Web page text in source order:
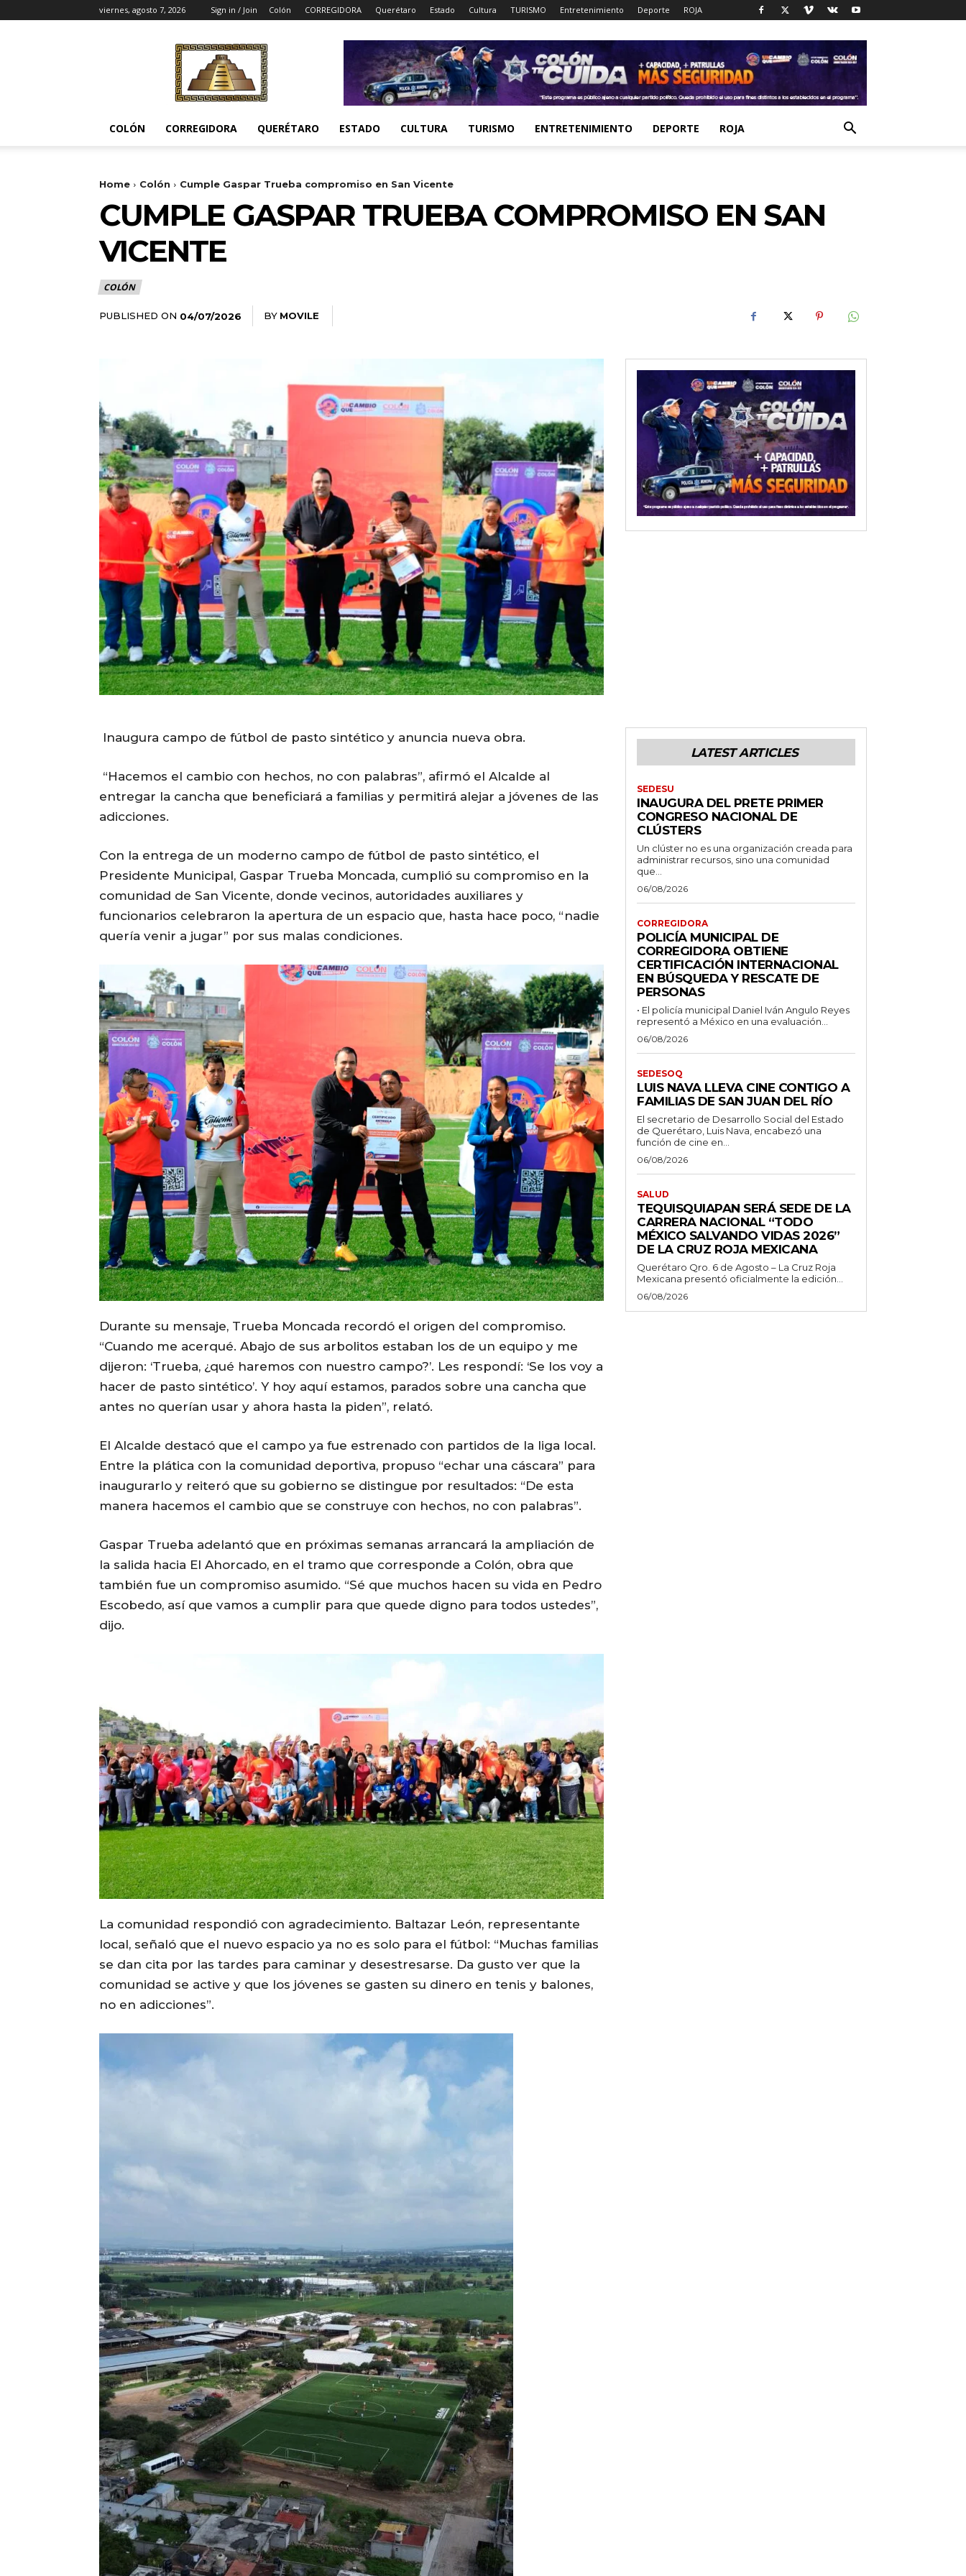
viernes, agosto 7, 2026 Sign in / Join Colón CORREGIDORA Querétaro Estado Cultura TURISMO Entretenimiento Deporte ROJA
Noticias
del
Pueblito
COLÓN CORREGIDORA QUERÉTARO ESTADO CULTURA TURISMO ENTRETENIMIENTO DEPORTE ROJA
Home Colón Cumple Gaspar Trueba compromiso en San Vicente
CUMPLE GASPAR TRUEBA COMPROMISO EN SAN
VICENTE
COLÓN
PUBLISHED ON 04/07/2026 BY MOVILE
Inaugura campo de fútbol de pasto sintético y anuncia nueva obra.
“Hacemos el cambio con hechos, no con palabras”, afirmó el Alcalde al
entregar la cancha que beneficiará a familias y permitirá alejar a jóvenes de las
adicciones.
Con la entrega de un moderno campo de fútbol de pasto sintético, el
Presidente Municipal, Gaspar Trueba Moncada, cumplió su compromiso en la
comunidad de San Vicente, donde vecinos, autoridades auxiliares y
funcionarios celebraron la apertura de un espacio que, hasta hace poco, “nadie
quería venir a jugar” por sus malas condiciones.
Durante su mensaje, Trueba Moncada recordó el origen del compromiso.
“Cuando me acerqué. Abajo de sus arbolitos estaban los de un equipo y me
dijeron: ‘Trueba, ¿qué haremos con nuestro campo?’. Les respondí: ‘Se los voy a
hacer de pasto sintético’. Y hoy aquí estamos, parados sobre una cancha que
antes no querían usar y ahora hasta la piden”, relató.
El Alcalde destacó que el campo ya fue estrenado con partidos de la liga local.
Entre la plática con la comunidad deportiva, propuso “echar una cáscara” para
inaugurarlo y reiteró que su gobierno se distingue por resultados: “De esta
manera hacemos el cambio que se construye con hechos, no con palabras”.
Gaspar Trueba adelantó que en próximas semanas arrancará la ampliación de
la salida hacia El Ahorcado, en el tramo que corresponde a Colón, obra que
también fue un compromiso asumido. “Sé que muchos hacen su vida en Pedro
Escobedo, así que vamos a cumplir para que quede digno para todos ustedes”,
dijo.
La comunidad respondió con agradecimiento. Baltazar León, representante
local, señaló que el nuevo espacio ya no es solo para el fútbol: “Muchas familias
se dan cita por las tardes para caminar y desestresarse. Da gusto ver que la
comunidad se active y que los jóvenes se gasten su dinero en tenis y balones,
no en adicciones”.
LATEST ARTICLES
SEDESU
INAUGURA DEL PRETE PRIMER
CONGRESO NACIONAL DE
CLÚSTERS
Un clúster no es una organización creada para
administrar recursos, sino una comunidad
que...
06/08/2026
CORREGIDORA
POLICÍA MUNICIPAL DE
CORREGIDORA OBTIENE
CERTIFICACIÓN INTERNACIONAL
EN BÚSQUEDA Y RESCATE DE
PERSONAS
• El policía municipal Daniel Iván Angulo Reyes
representó a México en una evaluación...
06/08/2026
SEDESOQ
LUIS NAVA LLEVA CINE CONTIGO A
FAMILIAS DE SAN JUAN DEL RÍO
El secretario de Desarrollo Social del Estado
de Querétaro, Luis Nava, encabezó una
función de cine en...
06/08/2026
SALUD
TEQUISQUIAPAN SERÁ SEDE DE LA
CARRERA NACIONAL “TODO
MÉXICO SALVANDO VIDAS 2026”
DE LA CRUZ ROJA MEXICANA
Querétaro Qro. 6 de Agosto – La Cruz Roja
Mexicana presentó oficialmente la edición...
06/08/2026